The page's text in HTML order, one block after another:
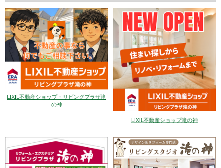
LIXIL不動産ショップ・リビングプラザ滝
の神
LIXIL不動産ショップ滝の神